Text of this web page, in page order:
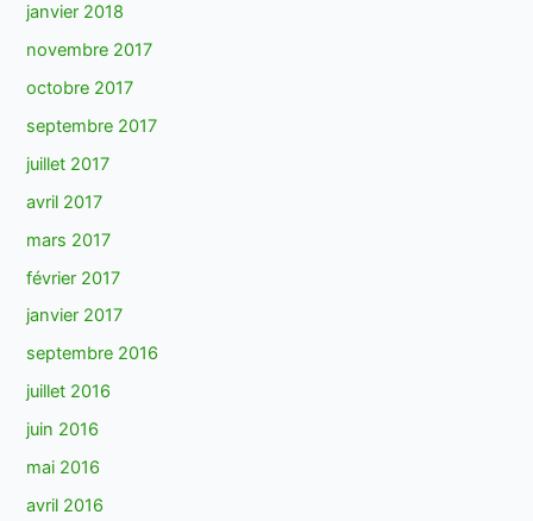
janvier 2018
novembre 2017
octobre 2017
septembre 2017
juillet 2017
avril 2017
mars 2017
février 2017
janvier 2017
septembre 2016
juillet 2016
juin 2016
mai 2016
avril 2016